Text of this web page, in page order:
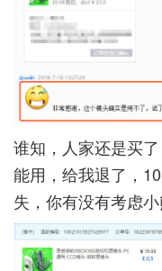
谁知，人家还是买
能用，给我退了，
失，你有没有考虑